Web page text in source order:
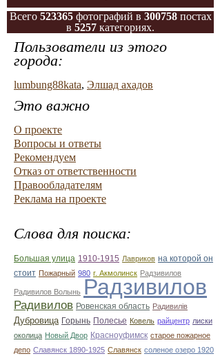
Всего 523365фотографий в 300758постах
в 5257 категориях.
Пользователи из этого
города:
lumbung88kata, Элшад ахадов
Это важно
О проекте
Вопросы и ответы
Рекомендуем
Отказ от ответственности
Правообладателям
Реклама на проекте
Слова для поиска:
Большая улица 1910-1915 Лавриков на которой он
стоит Пожарный 980 г. Акмолинск Радзивилов
Радивилов Волынь Радзивилов
Радивилов Ровенская область Радивилiв
Дубровица Горынь Полесье Ковель райцентр лиски
околица Новый Двор Красноуфимск старое пожарное
депо Славянск 1890-1925 Славянск соленое озеро 1920